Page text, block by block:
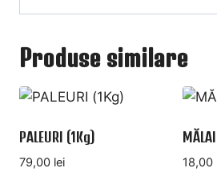
Produse similare
PALEURI (1Kg)
79,00 lei 18,00